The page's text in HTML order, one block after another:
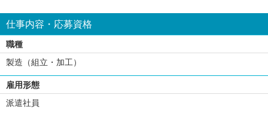
仕事内容・応募資格
職種
製造（組立・加工）
雇用形態
派遣社員